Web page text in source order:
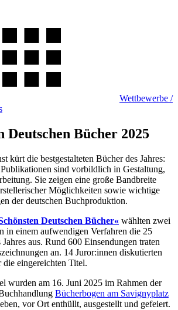
Wettbewerbe /
Deutschen Bücher 2025
kürt die bestgestalteten Bücher des Jahres:
sind vorbildlich in Gestaltung,
Sie zeigen eine große Bandbreite
Möglichkeiten sowie wichtige
der deutschen Buchproduktion.
Deutschen Bücher« wählten zwei
in einem aufwendigen Verfahren die 25
aus. Rund 600 Einsendungen traten
an. 14 Juror:innen diskutierten
die eingereichten Titel.
wurden am 16. Juni 2025 im Rahmen der
Bücherbogen am Savignyplatz
vor Ort enthüllt, ausgestellt und gefeiert.